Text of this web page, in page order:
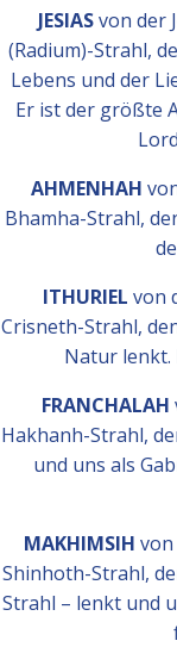
JESIASvon der
(Radium)-Strahl,
Lebens und der
Er ist der größte
AHMENHAH
Bhamha-Strahl,
ITHURIEL von
Crisneth-Strahl,
Natur lenkt.
FRANCHALAH
Hakhanh-Strahl,
und uns als
MAKHIMSIH von
Shinhoth-Strahl,
Strahl – lenkt und